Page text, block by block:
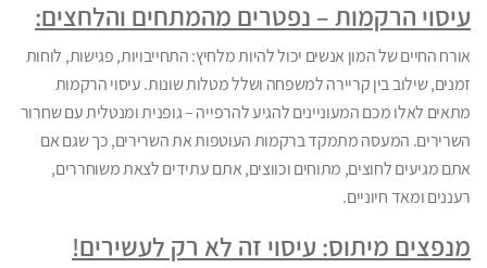
עיסוי הרקמות – נפטרים מהמתחים והלחצים:
אורח החיים של המון אנשים יכול להיות מלחיץ: התחייבויות, פגישות, לוחות
זמנים, שילוב בין קריירה למשפחה ושלל מטלות שונות. עיסוי הרקמות
מתאים לאלו מכם המעוניינים להגיע להרפייה – גופנית ומנטלית עם שחרור
השרירים. המעסה מתמקד ברקמות העוטפות את השרירים, כך שגם אם
אתם מגיעים לחוצים, מתוחים וכווצים, אתם עתידים לצאת משוחררים,
רעננים ומאד חיוניים.
מנפצים מיתוס: עיסוי זה לא רק לעשירים!